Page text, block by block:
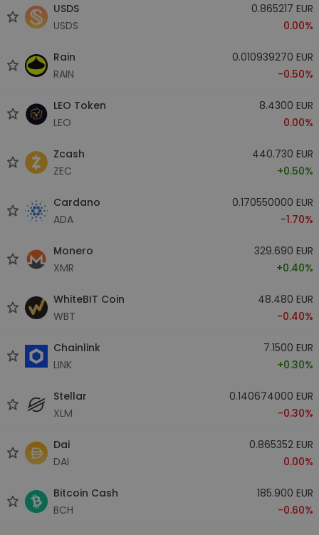
USDS
USDS
0.865217 EUR
0.00%
Rain
RAIN
0.010939270 EUR
-0.50%
LEO Token
LEO
8.4300 EUR
0.00%
Zcash
ZEC
440.730 EUR
+0.50%
Cardano
ADA
0.170550000 EUR
-1.70%
Monero
XMR
329.690 EUR
+0.40%
WhiteBIT Coin
WBT
48.480 EUR
-0.40%
Chainlink
LINK
7.1500 EUR
+0.30%
Stellar
XLM
0.140674000 EUR
-0.30%
Dai
DAI
0.865352 EUR
0.00%
Bitcoin Cash
BCH
185.900 EUR
-0.60%